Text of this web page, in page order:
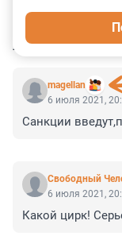
magellan
6 июля 2021,
Санкции
Свободный
6 июля 2021,
Какой цирк!